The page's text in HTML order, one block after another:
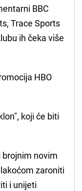
BBC
Trace Sports
ih čeka više
HBO
koji će biti
novim
zaroniti
i unijeti